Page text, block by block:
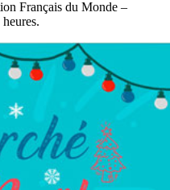
Français du Monde –